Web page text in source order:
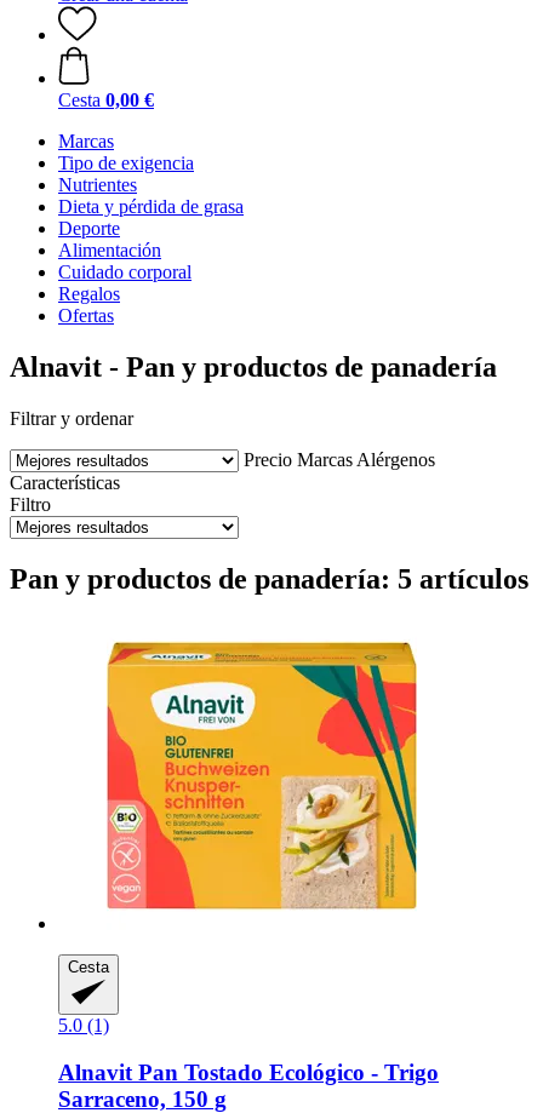
Cesta 0,00 €
Marcas
Tipo de exigencia
Nutrientes
Dieta y pérdida de grasa
Deporte
Alimentación
Cuidado corporal
Regalos
Ofertas
Alnavit - Pan y productos de panadería
Filtrar y ordenar
Precio Marcas Alérgenos
Características
Filtro
Pan y productos de panadería: 5 artículos
Cesta
5.0 (1)
Alnavit Pan Tostado Ecológico -​ Trigo
Sarraceno, 150 g